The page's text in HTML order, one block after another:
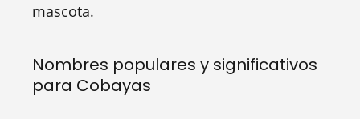
mascota.
Nombres populares y significativos
para Cobayas